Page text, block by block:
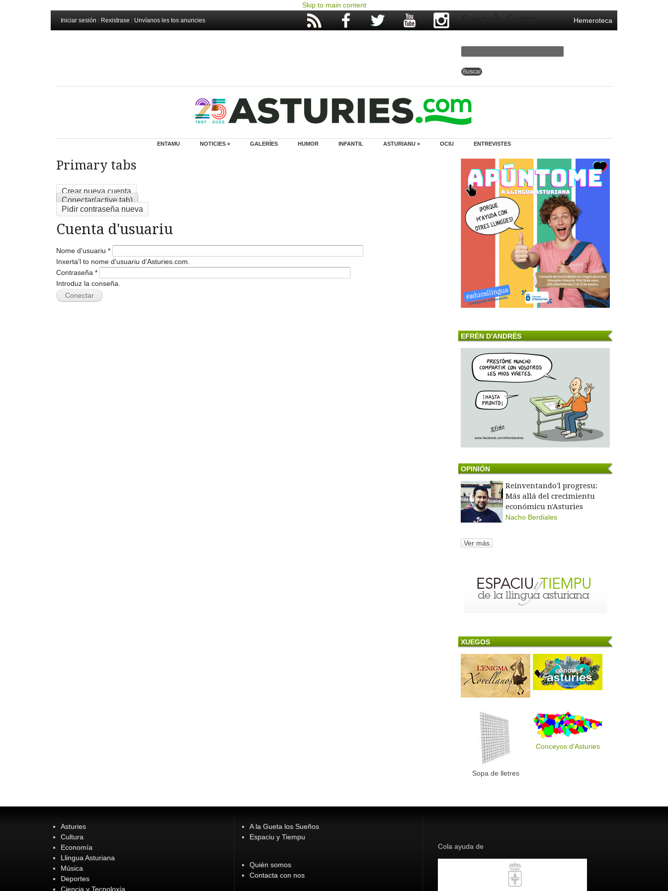
Skip to main content
Iniciar sesión Rexistrase Unvíanos les tos anuncies Hemeroteca
Search form
ENTAMU NOTICIES » GALERÍES HUMOR INFANTIL ASTURIANU » OCIU ENTREVISTES
Primary tabs
Crear nueva cuenta
Conectar(active tab)
Pidir contraseña nueva
Cuenta d'usuariu
Nome d'usuariu *
Inxerta'l to nome d'usuariu d'Asturies.com.
Contraseña *
Introduz la conseña.
EFRÉN D'ANDRÉS
OPINIÓN
Reinventando'l progresu:
Más allá del crecimientu
económicu n'Asturies
Nacho Berdiales
Ver más
XUEGOS
Sopa de lletres
Conceyos d'Asturies
Asturies
Cultura
Economía
Llingua Asturiana
Música
Deportes
Ciencia y Tecnoloxía
A la Gueta los Sueños
Espaciu y Tiempu
Quién somos
Contacta con nos
Cola ayuda de